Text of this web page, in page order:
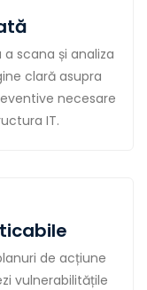
scana și analiza
clară asupra
necesare
IT.
de acțiune
vulnerabilitățile